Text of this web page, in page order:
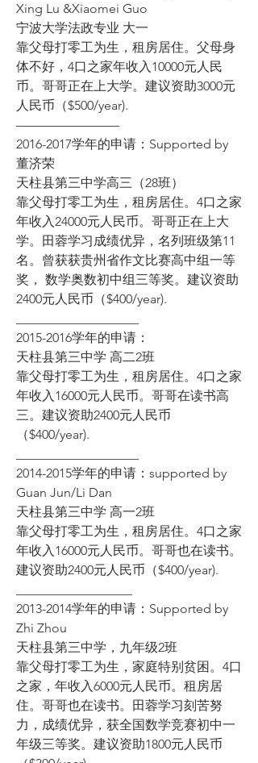
Xing Lu &Xiaomei Guo
宁波大学法政专业 大一
靠父母打零工为生，租房居住。父母身
体不好，4口之家年收入10000元人民
币。哥哥正在上大学。建议资助3000元
人民币（$500/year).
————————
2016-2017学年的申请：Supported by
董济荣
天柱县第三中学高三（28班）
靠父母打零工为生，租房居住。4口之家
年收入24000元人民币。哥哥正在上大
学。田蓉学习成绩优异，名列班级第11
名。曾获获贵州省作文比赛高中组一等
奖， 数学奥数初中组三等奖。建议资助
2400元人民币（$400/year).
2015-2016学年的申请：
天柱县第三中学 高二2班
靠父母打零工为生，租房居住。4口之家
年收入16000元人民币。哥哥在读书高
三。建议资助2400元人民币
（$400/year).
2014-2015学年的申请：supported by
Guan Jun/Li Dan
天柱县第三中学 高一2班
靠父母打零工为生，租房居住。4口之家
年收入16000元人民币。哥哥也在读书。
建议资助2400元人民币（$400/year).
2013-2014学年的申请：Supported by
Zhi Zhou
天柱县第三中学，九年级2班
靠父母打零工为生，家庭特别贫困。4口
之家，年收入6000元人民币。租房居
住。哥哥也在读书。田蓉学习刻苦努
力，成绩优异，获全国数学竞赛初中一
年级三等奖。建议资助1800元人民币